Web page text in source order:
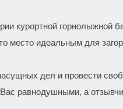
курортной горнолыжной
место идеальным для
дел и провести
равнодушными, а